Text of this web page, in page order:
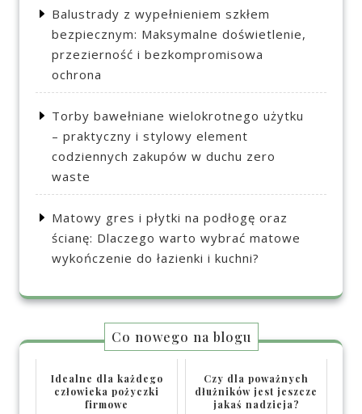
Balustrady z wypełnieniem szkłem
bezpiecznym: Maksymalne doświetlenie,
przezierność i bezkompromisowa
ochrona
Torby bawełniane wielokrotnego użytku
– praktyczny i stylowy element
codziennych zakupów w duchu zero
waste
Matowy gres i płytki na podłogę oraz
ścianę: Dlaczego warto wybrać matowe
wykończenie do łazienki i kuchni?
Co nowego na blogu
Idealne dla każdego
człowieka pożyczki
firmowe
Czy dla poważnych
dłużników jest jeszcze
jakaś nadzieja?